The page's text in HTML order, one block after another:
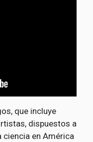
que incluye
dispuestos a
en América